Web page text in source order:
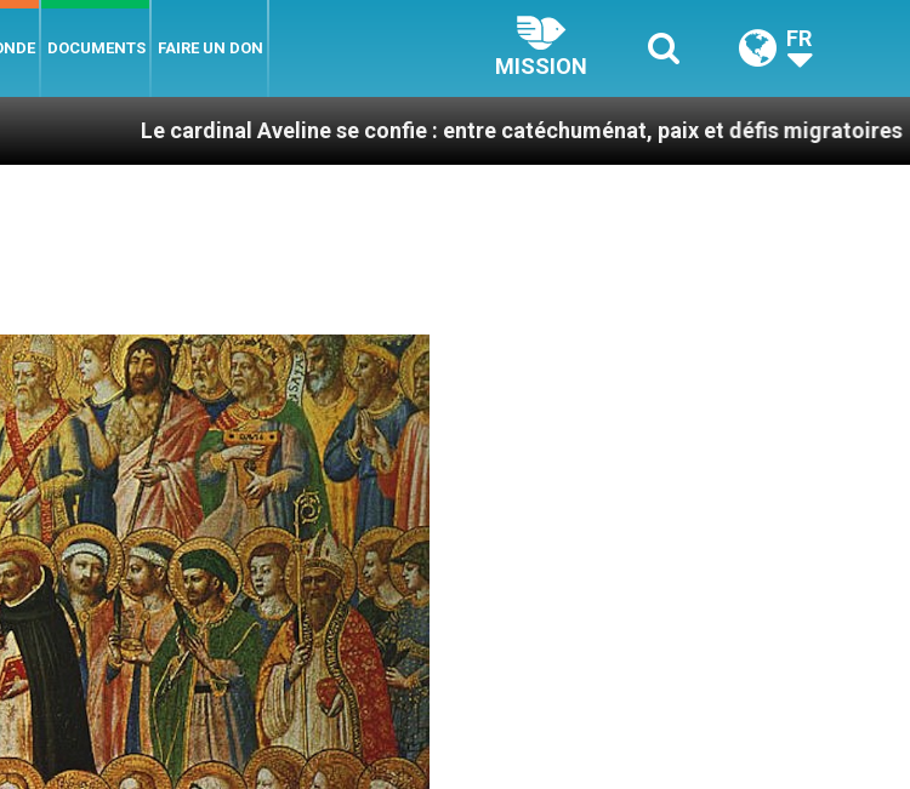
DOCUMENTS FAIRE UN DON
MISSION
FR
Le cardinal Aveline se confie : entre catéchuménat, paix et défis migratoires Léon